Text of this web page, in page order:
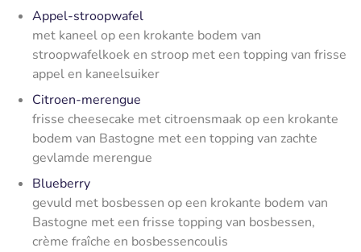
Appel-stroopwafel
met kaneel op een krokante bodem van
stroopwafelkoek en stroop met een topping van frisse
appel en kaneelsuiker
Citroen-merengue
frisse cheesecake met citroensmaak op een krokante
bodem van Bastogne met een topping van zachte
gevlamde merengue
Blueberry
gevuld met bosbessen op een krokante bodem van
Bastogne met een frisse topping van bosbessen,
crème fraîche en bosbessencoulis